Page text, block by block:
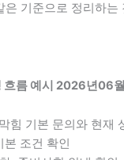
은 기준으로 정리하는
흐름 예시 2026년06
힘 기본 문의와 현재
본 조건 확인